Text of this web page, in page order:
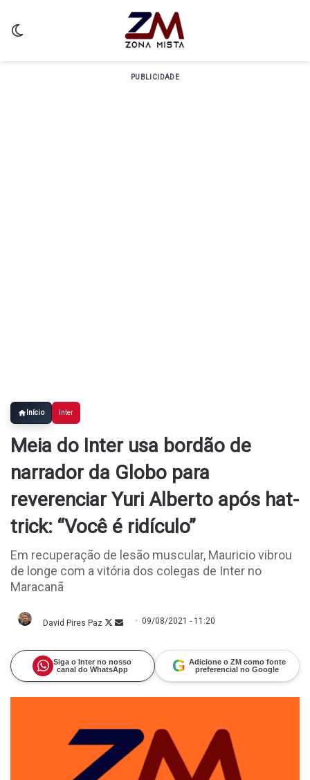
PUBLICIDADE
Início Inter
Meia do Inter usa bordão de
narrador da Globo para
reverenciar Yuri Alberto após hat-
trick: “Você é ridículo”
Em recuperação de lesão muscular, Mauricio vibrou
de longe com a vitória dos colegas de Inter no
Maracanã
David Pires Paz FollowMande
09/08/2021 - 11:20
Siga o Inter no nosso
canal do WhatsApp
G Adicione o ZM como fonte
preferencial no Google